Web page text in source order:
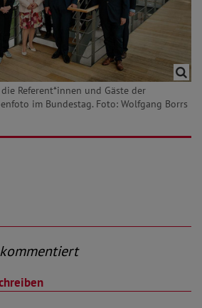
Referent*innen und Gäste der
im Bundestag. Foto: Wolfgang Borrs